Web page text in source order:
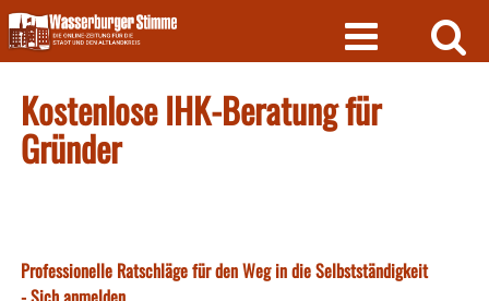
Skip
to
content
Kostenlose IHK-Beratung für
Gründer
Professionelle Ratschläge für den Weg in die Selbstständigkeit